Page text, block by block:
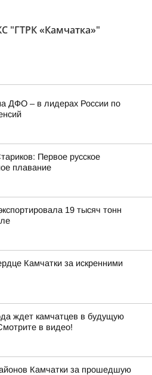
"ГТРК «Камчатка»"
ДФО – в лидерах России по
Первое русское
плавание
19 тысяч тонн
Камчатки за искренними
ждет камчатцев в будущую
в видео!
Камчатки за прошедшую